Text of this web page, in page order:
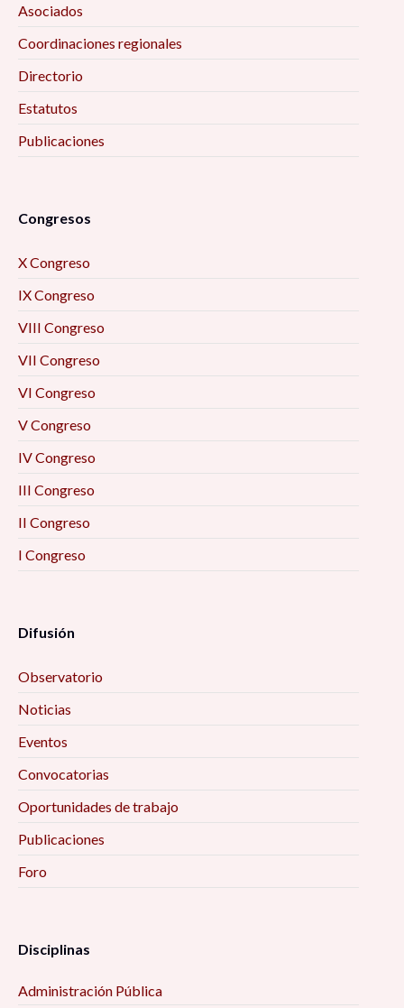
Asociados
Coordinaciones regionales
Directorio
Estatutos
Publicaciones
Congresos
X Congreso
IX Congreso
VIII Congreso
VII Congreso
VI Congreso
V Congreso
IV Congreso
III Congreso
II Congreso
I Congreso
Difusión
Observatorio
Noticias
Eventos
Convocatorias
Oportunidades de trabajo
Publicaciones
Foro
Disciplinas
Administración Pública